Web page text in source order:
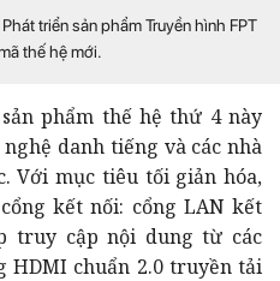
triển sản phẩm Truyền hình FPT
thế hệ mới.
phẩm thế hệ thứ 4 này
danh tiếng và các nhà
Với mục tiêu tối giản hóa,
kết nối: cổng LAN kết
truy cập nội dung từ các
chuẩn 2.0 truyền tải